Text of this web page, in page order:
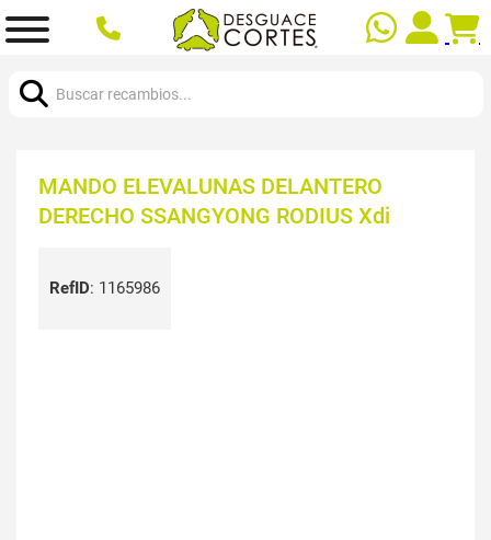
MANDO ELEVALUNAS DELANTERO
DERECHO SSANGYONG RODIUS Xdi
RefID: 1165986